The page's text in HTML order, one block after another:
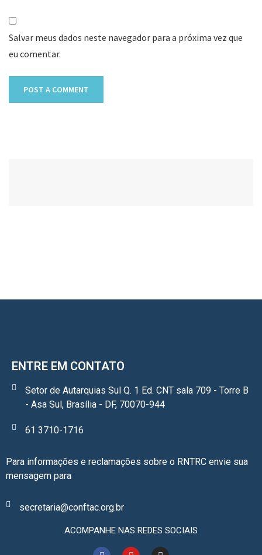
Salvar meus dados neste navegador para a próxima vez que
eu comentar.
ENTRE EM CONTATO
Setor de Autarquias Sul Q. 1 Ed. CNT sala 709 - Torre B
- Asa Sul, Brasília - DF, 70070-944
61 3710-1716
Para informações e reclamações sobre o RNTRC envie sua
mensagem para
secretaria@conftac.org.br
ACOMPANHE NAS REDES SOCIAIS